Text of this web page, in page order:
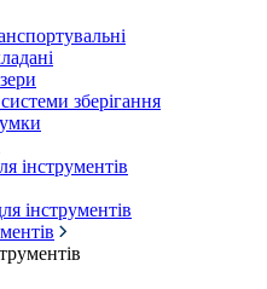
зберігання
інструментів
інструментів